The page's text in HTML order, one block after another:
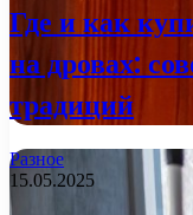
Где и как
на дровах:
традиций
Разное
15.05.2025